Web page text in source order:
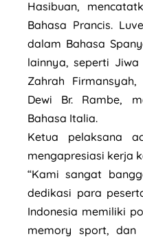
Hasibuan,
Bahasa Prancis.
dalam Bahasa
lainnya, seperti
Zahrah
Dewi Br. Rambe,
Bahasa Italia.
Ketua pelaksana
mengapresiasi kerja
“Kami sangat
dedikasi para
Indonesia memiliki
memory sport,